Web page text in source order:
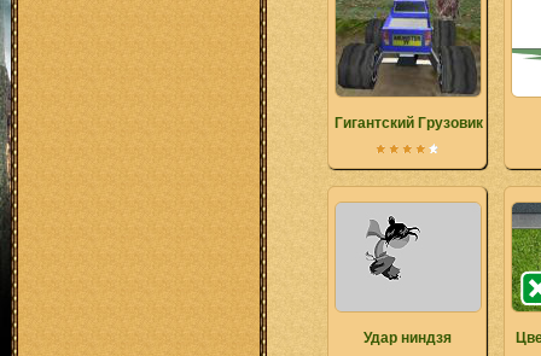
Гигантский Грузовик
Удар ниндзя